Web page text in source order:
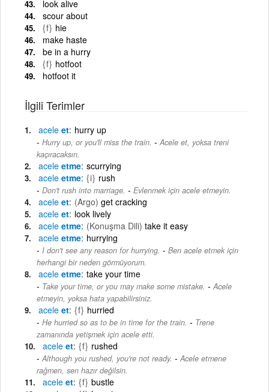
look alive
scour about
{f} hie
make haste
be in a hurry
{f} hotfoot
hotfoot it
İlgili Terimler
acele et hurry up
Hurry up, or you'll miss the train. - Acele et, yoksa treni
kaçıracaksın.
acele etme scurrying
acele etme {i} rush
Don't rush into marriage. - Evlenmek için acele etmeyin.
acele et (Argo) get cracking
acele et look lively
acele etme (Konuşma Dili) take it easy
acele etme hurrying
I don't see any reason for hurrying. - Ben acele etmek için
herhangi bir neden görmüyorum.
acele etme take your time
Take your time, or you may make some mistake. - Acele
etmeyin, yoksa hata yapabilirsiniz.
acele et {f} hurried
He hurried so as to be in time for the train. - Trene
zamanında yetişmek için acele etti.
acele et {f} rushed
Although you rushed, you're not ready. - Acele etmene
rağmen, sen hazır değilsin.
acele et {f} bustle